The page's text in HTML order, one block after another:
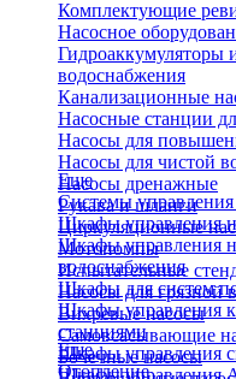
Комплектующие
Насосное
Гидроаккумуляторы
водоснабжения
Канализационные
Насосные станции
Насосы для
Насосы для чистой
Насосы дренажные
Рукава и шланги
Циркуляционные
Мотопомпы
Испытательные
Насосы для грязной
Вихревые насосы
Самовсасывающие
Бочечные насосы
Еще
Системы
Шкафы управления
Шкафы управления
водоснабжения
Шкафы для систем
Шкафы управления
станциями
Шкафы управления
Шкафы управления
Еще
Отопление